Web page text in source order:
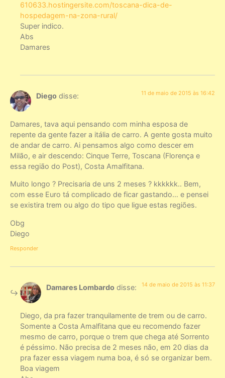
610633.hostingersite.com/toscana-dica-de-
hospedagem-na-zona-rural/
Super indico.
Abs
Damares
Diego disse: 11 de maio de 2015 às 16:42
Damares, tava aqui pensando com minha esposa de
repente da gente fazer a itália de carro. A gente gosta muito
de andar de carro. Ai pensamos algo como descer em
Milão, e air descendo: Cinque Terre, Toscana (Florença e
essa região do Post), Costa Amalfitana.
Muito longo ? Precisaria de uns 2 meses ? kkkkkk.. Bem,
com esse Euro tá complicado de ficar gastando… e pensei
se existira trem ou algo do tipo que ligue estas regiões.
Obg
Diego
Responder
Damares Lombardo disse: 14 de maio de 2015 às 11:37
Diego, da pra fazer tranquilamente de trem ou de carro.
Somente a Costa Amalfitana que eu recomendo fazer
mesmo de carro, porque o trem que chega até Sorrento
é péssimo. Não precisa de 2 meses não, em 20 dias da
pra fazer essa viagem numa boa, é só se organizar bem.
Boa viagem